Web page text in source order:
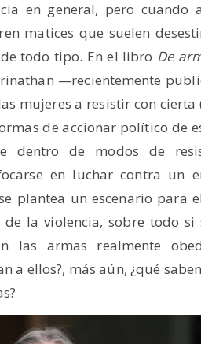
en general, pero cuando
matices que suelen
todo tipo. En el libro De
—recientemente
mujeres a resistir con
de accionar político de
dentro de modos de
en luchar contra un
plantea un escenario para
la violencia, sobre todo si
las armas realmente
a ellos?, más aún, ¿qué